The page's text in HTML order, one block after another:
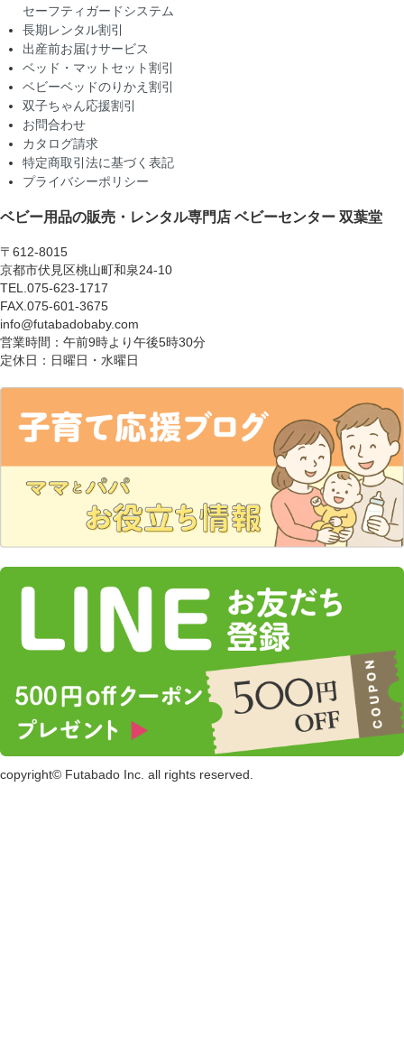
セーフティガードシステム
長期レンタル割引
出産前お届けサービス
ベッド・マットセット割引
ベビーベッドのりかえ割引
双子ちゃん応援割引
お問合わせ
カタログ請求
特定商取引法に基づく表記
プライバシーポリシー
ベビー用品の販売・レンタル専門店 ベビーセンター 双葉堂
〒612-8015
京都市伏見区桃山町和泉24-10
TEL.075-623-1717
FAX.075-601-3675
info@futabadobaby.com
営業時間：午前9時より午後5時30分
定休日：日曜日・水曜日
copyright© Futabado Inc. all rights reserved.